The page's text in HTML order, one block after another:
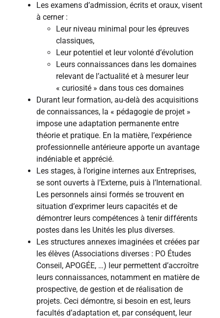
Les examens d’admission, écrits et oraux, visent
à cerner :
Leur niveau minimal pour les épreuves
classiques,
Leur potentiel et leur volonté d’évolution
Leurs connaissances dans les domaines
relevant de l’actualité et à mesurer leur
« curiosité » dans tous ces domaines
Durant leur formation, au-delà des acquisitions
de connaissances, la « pédagogie de projet »
impose une adaptation permanente entre
théorie et pratique. En la matière, l’expérience
professionnelle antérieure apporte un avantage
indéniable et apprécié.
Les stages, à l’origine internes aux Entreprises,
se sont ouverts à l’Externe, puis à l’International.
Les personnels ainsi formés se trouvent en
situation d’exprimer leurs capacités et de
démontrer leurs compétences à tenir différents
postes dans les Unités les plus diverses.
Les structures annexes imaginées et créées par
les élèves (Associations diverses : PO Études
Conseil, APOGÉE, …) leur permettent d’accroître
leurs connaissances, notamment en matière de
prospective, de gestion et de réalisation de
projets. Ceci démontre, si besoin en est, leurs
facultés d’adaptation et, par conséquent, leur